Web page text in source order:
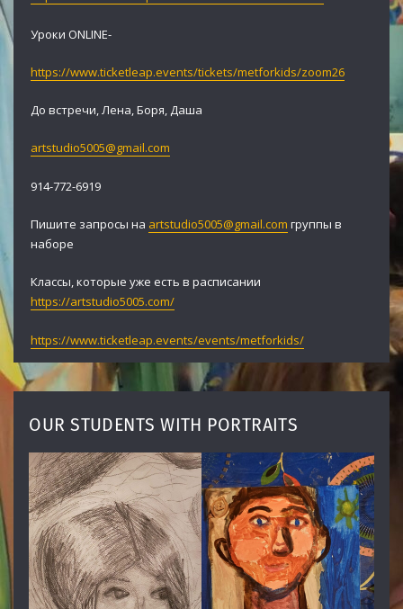
Уроки ONLINE-
https://www.ticketleap.events/tickets/metforkids/zoom26
До встречи, Лена, Боря, Даша
artstudio5005@gmail.com
914-772-6919
Пишите запросы на artstudio5005@gmail.com группы в
наборе
Классы, которые уже есть в расписании
https://artstudio5005.com/
https://www.ticketleap.events/events/metforkids/
OUR STUDENTS WITH PORTRAITS